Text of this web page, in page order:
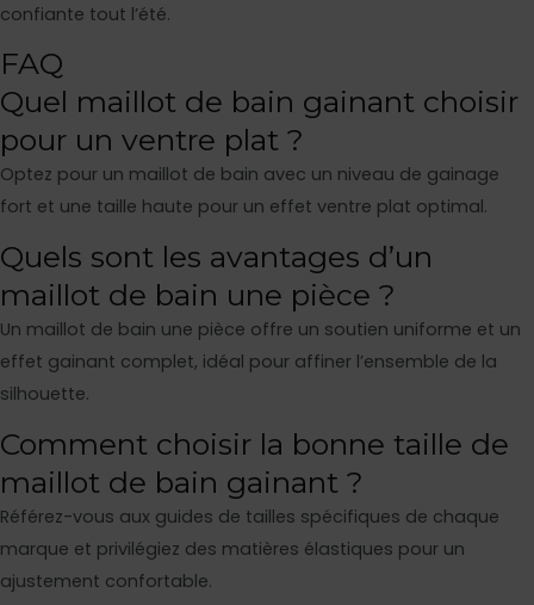
confiante tout l’été.
FAQ
Quel maillot de bain gainant choisir
pour un ventre plat ?
Optez pour un maillot de bain avec un niveau de gainage
fort et une taille haute pour un effet ventre plat optimal.
Quels sont les avantages d’un
maillot de bain une pièce ?
Un maillot de bain une pièce offre un soutien uniforme et un
effet gainant complet, idéal pour affiner l’ensemble de la
silhouette.
Comment choisir la bonne taille de
maillot de bain gainant ?
Référez-vous aux guides de tailles spécifiques de chaque
marque et privilégiez des matières élastiques pour un
ajustement confortable.